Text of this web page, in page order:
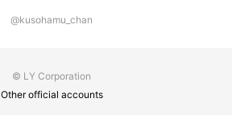
@kusohamu_chan
© LY Corporation
Other official accounts